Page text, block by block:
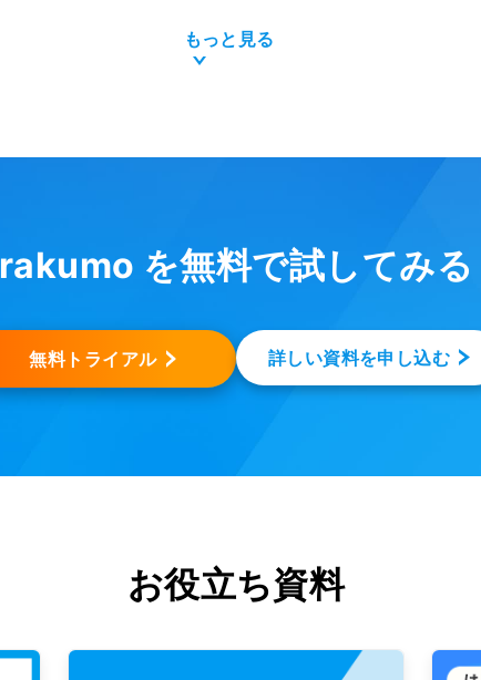
もっと見る
rakumo を無料で試してみる
無料トライアル 詳しい資料を申し込む
お役立ち資料